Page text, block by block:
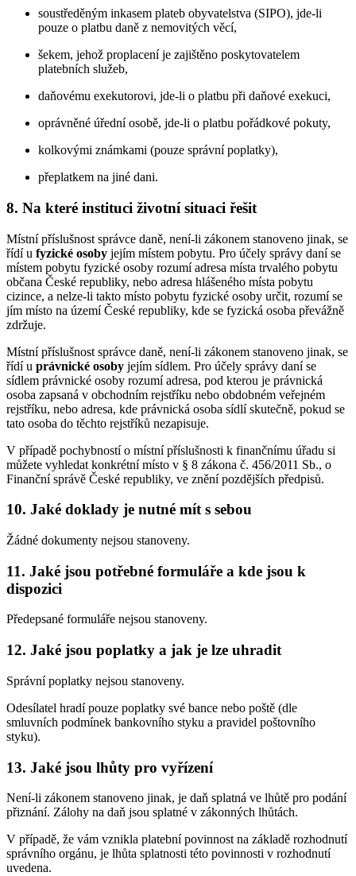
soustředěným inkasem plateb obyvatelstva (SIPO), jde-li
pouze o platbu daně z nemovitých věcí,
šekem, jehož proplacení je zajištěno poskytovatelem
platebních služeb,
daňovému exekutorovi, jde-li o platbu při daňové exekuci,
oprávněné úřední osobě, jde-li o platbu pořádkové pokuty,
kolkovými známkami (pouze správní poplatky),
přeplatkem na jiné dani.
8. Na které instituci životní situaci řešit
Místní příslušnost správce daně, není-li zákonem stanoveno jinak, se
řídí u fyzické osoby jejím místem pobytu. Pro účely správy daní se
místem pobytu fyzické osoby rozumí adresa místa trvalého pobytu
občana České republiky, nebo adresa hlášeného místa pobytu
cizince, a nelze-li takto místo pobytu fyzické osoby určit, rozumí se
jím místo na území České republiky, kde se fyzická osoba převážně
zdržuje.
Místní příslušnost správce daně, není-li zákonem stanoveno jinak, se
řídí u právnické osoby jejím sídlem. Pro účely správy daní se
sídlem právnické osoby rozumí adresa, pod kterou je právnická
osoba zapsaná v obchodním rejstříku nebo obdobném veřejném
rejstříku, nebo adresa, kde právnická osoba sídlí skutečně, pokud se
tato osoba do těchto rejstříků nezapisuje.
V případě pochybností o místní příslušnosti k finančnímu úřadu si
můžete vyhledat konkrétní místo v § 8 zákona č. 456/2011 Sb., o
Finanční správě České republiky, ve znění pozdějších předpisů.
10. Jaké doklady je nutné mít s sebou
Žádné dokumenty nejsou stanoveny.
11. Jaké jsou potřebné formuláře a kde jsou k
dispozici
Předepsané formuláře nejsou stanoveny.
12. Jaké jsou poplatky a jak je lze uhradit
Správní poplatky nejsou stanoveny.
Odesílatel hradí pouze poplatky své bance nebo poště (dle
smluvních podmínek bankovního styku a pravidel poštovního
styku).
13. Jaké jsou lhůty pro vyřízení
Není-li zákonem stanoveno jinak, je daň splatná ve lhůtě pro podání
přiznání. Zálohy na daň jsou splatné v zákonných lhůtách.
V případě, že vám vznikla platební povinnost na základě rozhodnutí
správního orgánu, je lhůta splatnosti této povinnosti v rozhodnutí
uvedena.